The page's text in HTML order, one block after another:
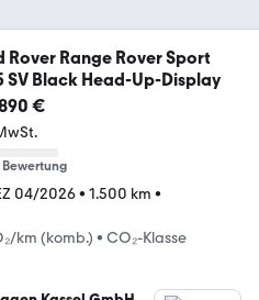
Rover Range Rover Sport
SV Black Head-Up-Display
€
04/2026• 1.500 km •
km (komb.) • CO₂-Klasse